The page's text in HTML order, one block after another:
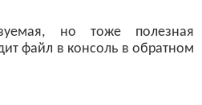
но тоже полезная
файл в консоль в обратном